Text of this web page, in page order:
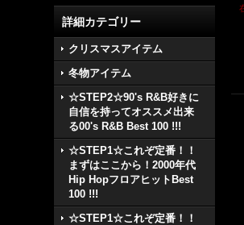
詳細カテゴリー
クリスマスアイテム
冬物アイテム
☆STEP2☆90's R&B好きに
自信を持ってオススメ出来
る00's R&B Best 100 !!!
☆STEP1☆これぞ定番！！
まずはここから！2000年代
Hip HopフロアヒットBest
100 !!!
☆STEP1☆これぞ定番！！